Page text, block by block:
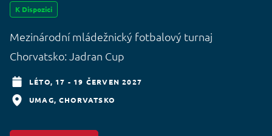
K Dispozici
Mezinárodní mládežnický fotbalový turnaj
Chorvatsko: Jadran Cup
LÉTO, 17 - 19 ČERVEN 2027
UMAG CHORVATSKO